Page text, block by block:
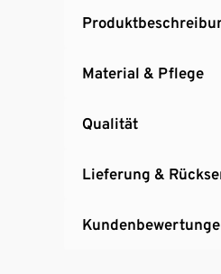
Material & Pflege
Qualität
Lieferung &